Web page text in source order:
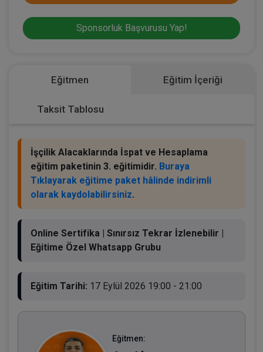
Sponsorluk Başvurusu Yap!
Eğitmen Eğitim İçeriği
Taksit Tablosu
İşçilik Alacaklarında İspat ve Hesaplama
eğitim paketinin 3. eğitimidir. Buraya
Tıklayarak eğitime paket hâlinde indirimli
olarak kaydolabilirsiniz.
Online Sertifika | Sınırsız Tekrar İzlenebilir |
Eğitime Özel Whatsapp Grubu
Eğitim Tarihi: 17 Eylül 2026 19:00 - 21:00
Eğitmen: